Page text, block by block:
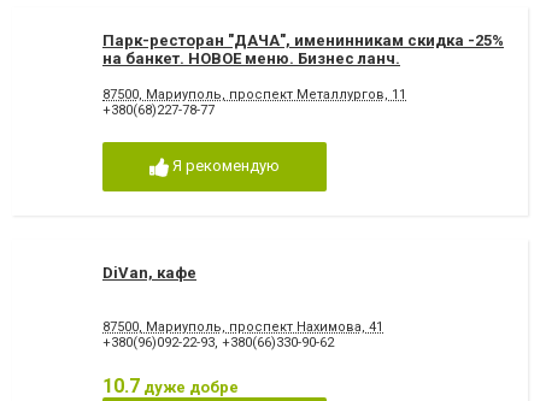
Парк-ресторан "ДАЧА", именинникам скидка -25%
на банкет. НОВОЕ меню. Бизнес ланч.
87500, Мариуполь, проспект Металлургов, 11
+380(68)227-78-77
Я рекомендую
DiVan, кафе
87500, Мариуполь, проспект Нахимова, 41
+380(96)092-22-93, +380(66)330-90-62
10.7 дуже добре